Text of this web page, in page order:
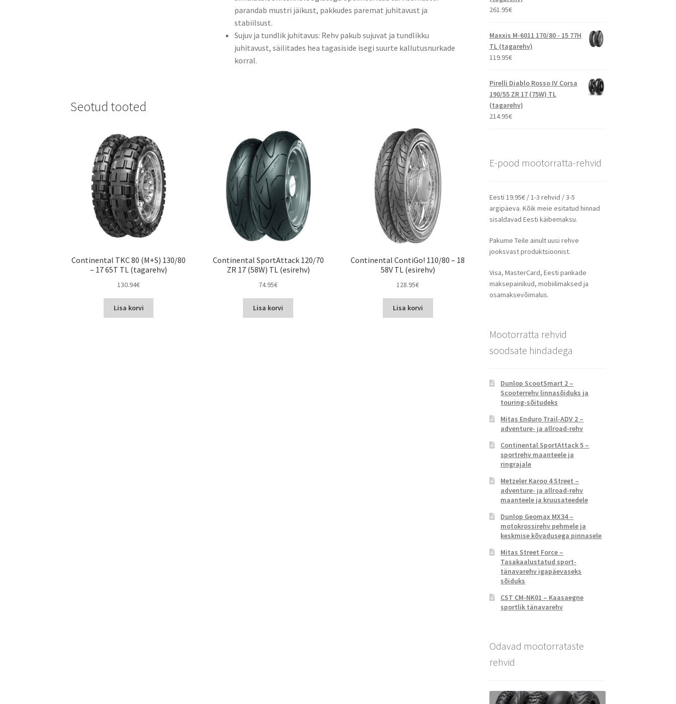
parandab mustri jäikust, pakkudes paremat juhitavust ja
stabiilsust.​
Sujuv ja tundlik juhitavus: Rehv pakub sujuvat ja tundlikku
juhitavust, säilitades hea tagasiside isegi suurte kallutusnurkade
korral.
Seotud tooted
Continental TKC 80 (M+S) 130/80
– 17 65T TL (tagarehv)
130.94€
Lisa korvi
Continental SportAttack 120/70
ZR 17 (58W) TL (esirehv)
74.95€
Lisa korvi
Continental ContiGo! 110/80 – 18
58V TL (esirehv)
128.95€
Lisa korvi
261.95€
Maxxis M-6011 170/80 - 15 77H
TL (tagarehv)
119.95€
Pirelli Diablo Rosso IV Corsa
190/55 ZR 17 (75W) TL
(tagarehv)
214.95€
E-pood mootorratta-rehvid
Eesti 19.95€ / 1-3 rehvid / 3-5
argipäeva. Kõik meie esitatud hinnad
sisaldavad Eesti käibemaksu.
Pakume Teile ainult uusi rehve
jooksvast produktsioonist.
Visa, MasterCard, Eesti pankade
maksepainikud, mobiilimaksed ja
osamaksevõimalus.
Mootorratta rehvid
soodsate hindadega
Dunlop ScootSmart 2 –
Scooterrehv linnasõiduks ja
touring-sõitudeks
Mitas Enduro Trail-ADV 2 –
adventure- ja allroad-rehv
Continental SportAttack 5 –
sportrehv maanteele ja
ringrajale
Metzeler Karoo 4 Street –
adventure- ja allroad-rehv
maanteele ja kruusateedele
Dunlop Geomax MX34 –
motokrossirehv pehmele ja
keskmise kõvadusega pinnasele
Mitas Street Force –
Tasakaalustatud sport-
tänavarehv igapäevaseks
sõiduks
CST CM-NK01 – Kaasaegne
sportlik tänavarehv
Odavad mootorrataste
rehvid